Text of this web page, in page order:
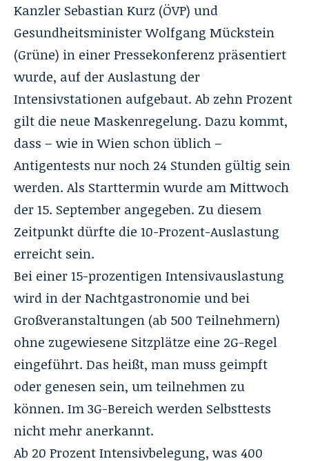
Kanzler Sebastian Kurz (ÖVP) und
Gesundheitsminister Wolfgang Mückstein
(Grüne) in einer Pressekonferenz präsentiert
wurde, auf der Auslastung der
Intensivstationen aufgebaut. Ab zehn Prozent
gilt die neue Maskenregelung. Dazu kommt,
dass – wie in Wien schon üblich –
Antigentests nur noch 24 Stunden gültig sein
werden. Als Starttermin wurde am Mittwoch
der 15. September angegeben. Zu diesem
Zeitpunkt dürfte die 10-Prozent-Auslastung
erreicht sein.
Bei einer 15-prozentigen Intensivauslastung
wird in der Nachtgastronomie und bei
Großveranstaltungen (ab 500 Teilnehmern)
ohne zugewiesene Sitzplätze eine 2G-Regel
eingeführt. Das heißt, man muss geimpft
oder genesen sein, um teilnehmen zu
können. Im 3G-Bereich werden Selbsttests
nicht mehr anerkannt.
Ab 20 Prozent Intensivbelegung, was 400